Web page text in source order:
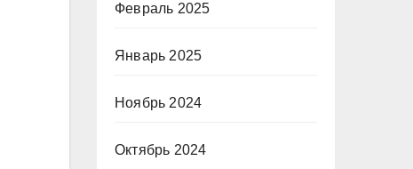
Февраль 2025
Январь 2025
Ноябрь 2024
Октябрь 2024